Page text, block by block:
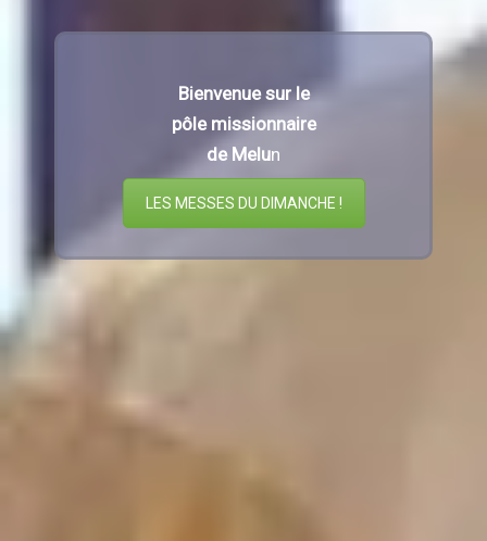
Bienvenue sur le
pôle missionnaire
de Melun
LES MESSES DU DIMANCHE !